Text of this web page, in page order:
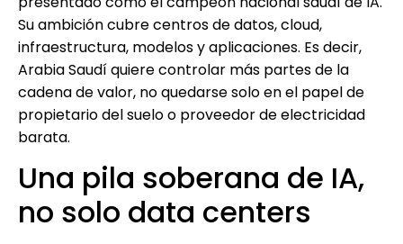
Su ambición cubre centros de datos, cloud,
infraestructura, modelos y aplicaciones. Es decir,
Arabia Saudí quiere controlar más partes de la
cadena de valor, no quedarse solo en el papel de
propietario del suelo o proveedor de electricidad
barata.
Una pila soberana de IA,
no solo data centers